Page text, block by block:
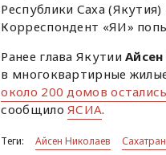
Республики Саха
Корреспондент «ЯИ»
Ранее глава Якутии
в многоквартирные
около 200 домов остались
сообщилоЯСИА.
Теги: Айсен Николаев